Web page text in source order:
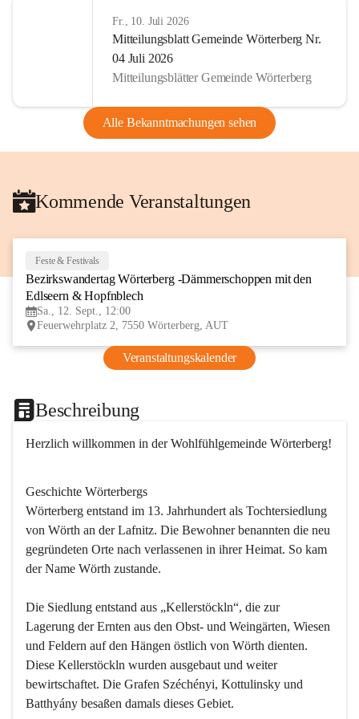
Fr., 10. Juli 2026
Mitteilungsblatt Gemeinde Wörterberg Nr.
04 Juli 2026
Mitteilungsblätter Gemeinde Wörterberg
Alle Bekanntmachungen sehen
Kommende Veranstaltungen
Feste & Festivals
Bezirkswandertag Wörterberg -Dämmerschoppen mit den
Edlseern & Hopfnblech
Sa., 12. Sept., 12:00
Feuerwehrplatz 2, 7550 Wörterberg, AUT
Veranstaltungskalender
Beschreibung
Herzlich willkommen in der Wohlfühlgemeinde Wörterberg!
Geschichte Wörterbergs
Wörterberg entstand im 13. Jahrhundert als Tochtersiedlung
von Wörth an der Lafnitz. Die Bewohner benannten die neu
gegründeten Orte nach verlassenen in ihrer Heimat. So kam
der Name Wörth zustande.
Die Siedlung entstand aus „Kellerstöckln“, die zur
Lagerung der Ernten aus den Obst- und Weingärten, Wiesen
und Feldern auf den Hängen östlich von Wörth dienten.
Diese Kellerstöckln wurden ausgebaut und weiter
bewirtschaftet. Die Grafen Széchényi, Kottulinsky und
Batthyány besaßen damals dieses Gebiet.